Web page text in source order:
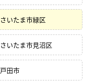
さいたま市緑区
さいたま市見沼区
戸田市